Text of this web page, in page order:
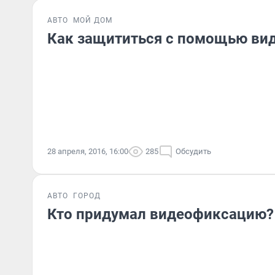
АВТО МОЙ ДОМ
Как защититься с помощью
28 апреля, 2016, 16:00 285 Обсудить
АВТО ГОРОД
Кто придумал видеофиксацию?